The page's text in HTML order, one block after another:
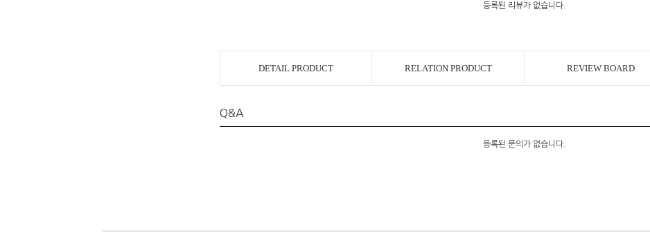
등록된 리뷰가 없습니다.
DETAIL PRODUCT RELATION PRODUCT REVIEW BOARD
Q&A
등록된 문의가 없습니다.